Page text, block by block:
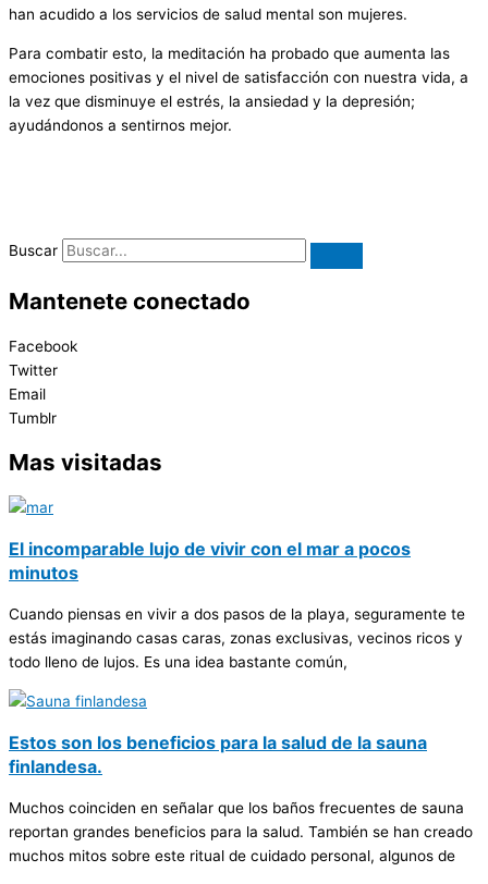
han acudido a los servicios de salud mental son mujeres.
Para combatir esto, la meditación ha probado que aumenta las
emociones positivas y el nivel de satisfacción con nuestra vida, a
la vez que disminuye el estrés, la ansiedad y la depresión;
ayudándonos a sentirnos mejor.
Buscar
Mantenete conectado
Facebook
Twitter
Email
Tumblr
Mas visitadas
El incomparable lujo de vivir con el mar a pocos
minutos
Cuando piensas en vivir a dos pasos de la playa, seguramente te
estás imaginando casas caras, zonas exclusivas, vecinos ricos y
todo lleno de lujos. Es una idea bastante común,
Estos son los beneficios para la salud de la sauna
finlandesa.
Muchos coinciden en señalar que los baños frecuentes de sauna
reportan grandes beneficios para la salud. También se han creado
muchos mitos sobre este ritual de cuidado personal, algunos de